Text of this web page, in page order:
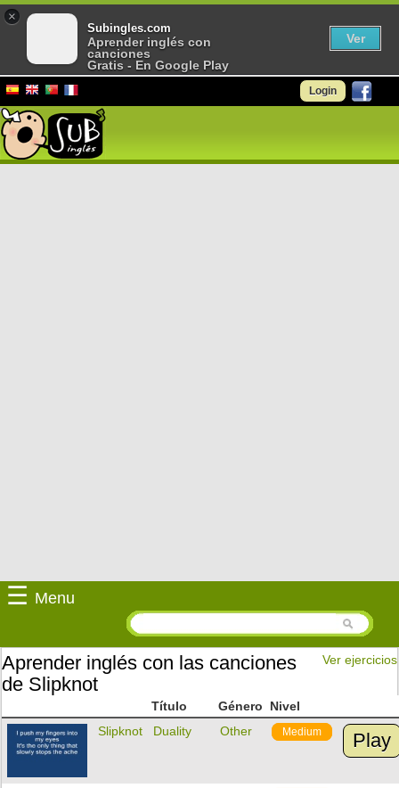
Login
☰ Menu
Ver ejercicios
Aprender inglés con las canciones
de Slipknot
Título Género
Nivel
Slipknot
Duality Other Medium Play
×
Subingles.com
Aprender inglés con
canciones
Gratis - En Google Play
Ver